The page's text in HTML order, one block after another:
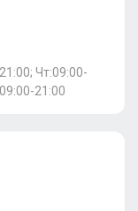
Чт:09:00-
21:00